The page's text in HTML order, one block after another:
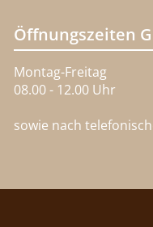
Öffnungszeiten
Montag-Freitag
08.00 - 12.00 Uhr
sowie nach